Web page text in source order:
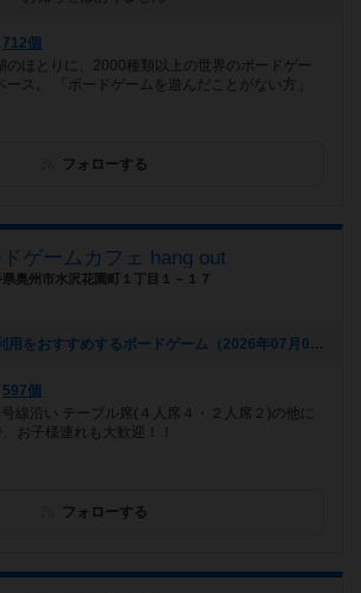
712個
のほとりに、2000種類以上の世界のボードゲー
ース。 「ボードゲームを遊んだことがない方」
フォローする
ゲームカフェ hang out
県奥州市水沢花園町１丁目１－１７
[NEW] ご予約でのご利用をおすすめするボードゲーム（2026年07月04日 11時59分）
597個
線沿い テーブル席(４人席４・２人席２)の他に
お子様連れも大歓迎！！
フォローする